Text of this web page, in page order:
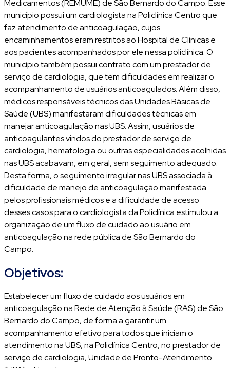
Medicamentos (REMUME) de São Bernardo do Campo. Esse
município possui um cardiologista na Policlínica Centro que
faz atendimento de anticoagulação, cujos
encaminhamentos eram restritos ao Hospital de Clínicas e
aos pacientes acompanhados por ele nessa policlínica. O
município também possui contrato com um prestador de
serviço de cardiologia, que tem dificuldades em realizar o
acompanhamento de usuários anticoagulados. Além disso,
médicos responsáveis técnicos das Unidades Básicas de
Saúde (UBS) manifestaram dificuldades técnicas em
manejar anticoagulação nas UBS. Assim, usuários de
anticoagulantes vindos do prestador de serviço de
cardiologia, hematologia ou outras especialidades acolhidas
nas UBS acabavam, em geral, sem seguimento adequado.
Desta forma, o seguimento irregular nas UBS associada à
dificuldade de manejo de anticoagulação manifestada
pelos profissionais médicos e a dificuldade de acesso
desses casos para o cardiologista da Policlínica estimulou a
organização de um fluxo de cuidado ao usuário em
anticoagulação na rede pública de São Bernardo do
Campo.
Objetivos:
Estabelecer um fluxo de cuidado aos usuários em
anticoagulação na Rede de Atenção à Saúde (RAS) de São
Bernardo do Campo, de forma a garantir um
acompanhamento efetivo para todos que iniciam o
atendimento na UBS, na Policlínica Centro, no prestador de
serviço de cardiologia, Unidade de Pronto-Atendimento